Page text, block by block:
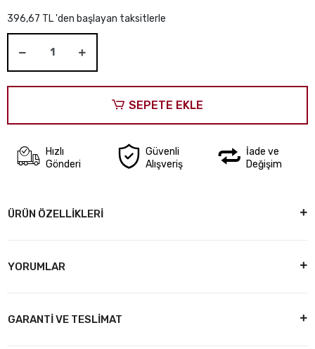
396,67 TL 'den başlayan taksitlerle
SEPETE EKLE
Hızlı
Gönderi
Güvenli
Alışveriş
İade ve
Değişim
ÜRÜN ÖZELLİKLERİ
YORUMLAR
GARANTİ VE TESLİMAT